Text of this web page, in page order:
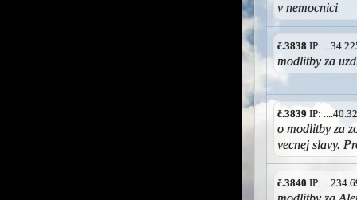
v nemocnici
č.3838 IP:
modlitby za
č.3839 IP:
o modlitby za
vecnej slavy.
č.3840 IP: